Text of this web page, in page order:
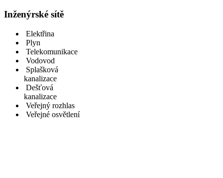
Inženýrské sítě
Elektřina
Plyn
Telekomunikace
Vodovod
Splašková
kanalizace
Dešťová
kanalizace
Veřejný rozhlas
Veřejné osvětlení